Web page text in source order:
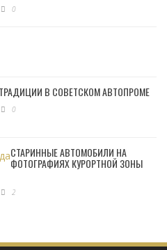
0
В СОВЕТСКОМ АВТОПРОМЕ
0
СТАРИННЫЕ АВТОМОБИЛИ НА
ФОТОГРАФИЯХ КУРОРТНОЙ ЗОНЫ
2